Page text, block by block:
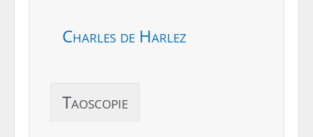
Charles de Harlez
Taoscopie